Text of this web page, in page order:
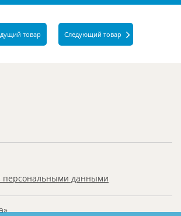
товар Следующий товар
персональными данными